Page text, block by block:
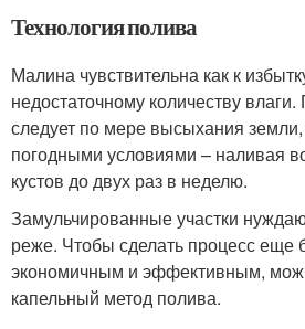
Технология полива
Малина чувствительна как к
недостаточному количеству
следует по мере высыхания земли,
погодными условиями – наливая
кустов до двух раз в неделю.
Замульчированные участки
реже. Чтобы сделать процесс еще
экономичным и эффективным,
капельный метод полива.